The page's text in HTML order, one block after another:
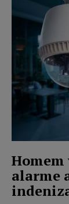
Homem
alarme